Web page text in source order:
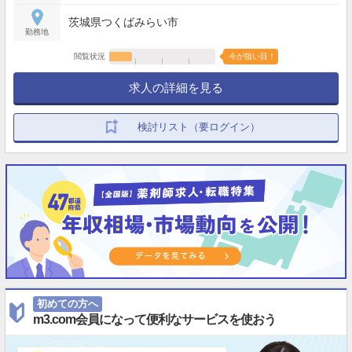
勤務地
茨城県つくばみらい市
閲覧状況 今が狙い目！
求人の詳細を見る
検討リスト（要ログイン）
初めての方へ
m3.com会員になって便利なサービスを使おう